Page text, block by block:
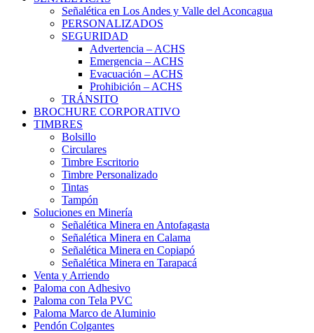
Señalética en Los Andes y Valle del Aconcagua
PERSONALIZADOS
SEGURIDAD
Advertencia – ACHS
Emergencia – ACHS
Evacuación – ACHS
Prohibición – ACHS
TRÁNSITO
BROCHURE CORPORATIVO
TIMBRES
Bolsillo
Circulares
Timbre Escritorio
Timbre Personalizado
Tintas
Tampón
Soluciones en Minería
Señalética Minera en Antofagasta
Señalética Minera en Calama
Señalética Minera en Copiapó
Señalética Minera en Tarapacá
Venta y Arriendo
Paloma con Adhesivo
Paloma con Tela PVC
Paloma Marco de Aluminio
Pendón Colgantes